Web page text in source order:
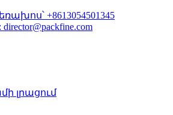
+8613054501345
director@packfine.com